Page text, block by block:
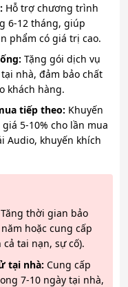
Hỗ trợ chương trình
6-12 tháng, giúp
phẩm có giá trị cao.
Tặng gói dịch vụ
nhà, đảm bảo chất
khách hàng.
tiếp theo: Khuyến
5-10% cho lần mua
Audio, khuyến khích
Tăng thời gian bảo
hoặc cung cấp
tai nạn, sự cố).
tại nhà: Cung cấp
7-10 ngày tại nhà,